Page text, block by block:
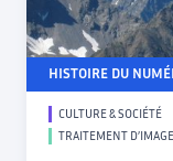
HISTOIRE DU
CULTURE & SOCIÉTÉ
TRAITEMENT